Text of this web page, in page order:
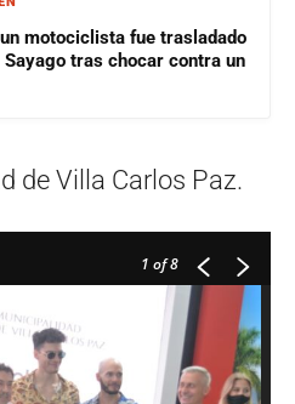
motociclista fue trasladado
tras chocar contra un
de Villa Carlos Paz.
1 of 8